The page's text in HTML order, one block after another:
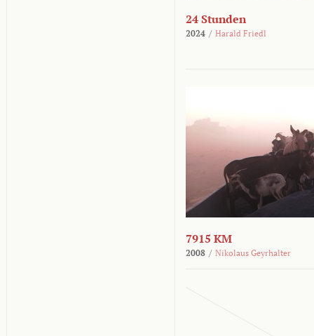
24 Stunden
2024 / Harald Friedl
7915 KM
2008 / Nikolaus Geyrhalter